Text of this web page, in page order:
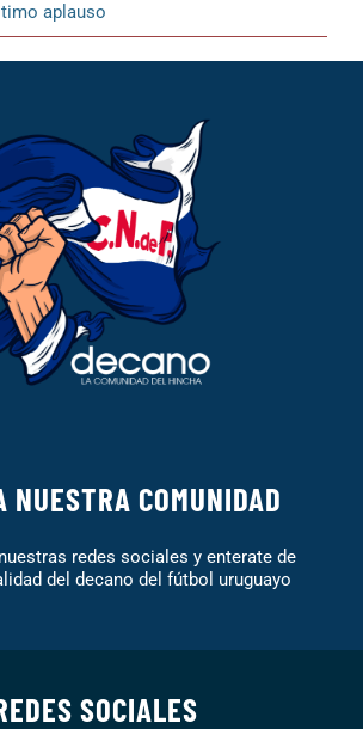
aplauso
NUESTRA COMUNIDAD
redes sociales y enterate de
del decano del fútbol uruguayo
SOCIALES